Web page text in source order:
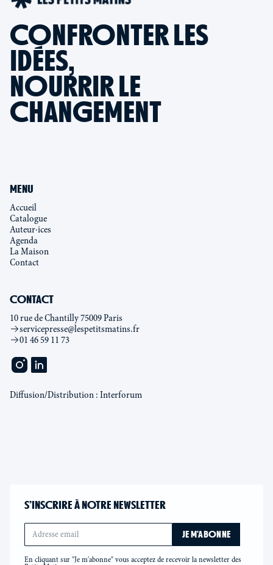
CONFRONTER LES
IDÉES,
NOURRIR LE
CHANGEMENT
MENU
Accueil
Catalogue
Auteur·ices
Agenda
La Maison
Contact
CONTACT
10 rue de Chantilly 75009 Paris
servicepresse@lespetitsmatins.fr
01 46 59 11 73
Diffusion/Distribution : Interforum
S’INSCRIRE À NOTRE NEWSLETTER
En cliquant sur "Je m'abonne" vous acceptez de recevoir la newsletter des